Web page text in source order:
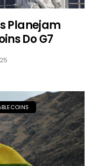
Planejam
Do G7